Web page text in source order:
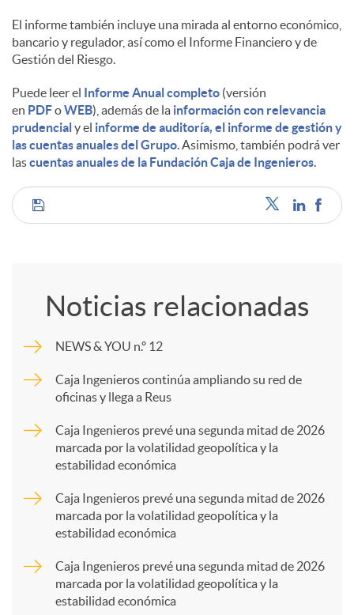
El informe también incluye una mirada al entorno económico,
bancario y regulador, así como el Informe Financiero y de
Gestión del Riesgo.
Puede leer el Informe Anual completo (versión
en PDFoWEB), además de la información con relevancia
prudencialy el informe de auditoría, el informe de gestión y
las cuentas anuales del Grupo. Asimismo, también podrá ver
lascuentas anuales de la Fundación Caja de Ingenieros.
C
m
p
a
Noticias relacionadas
NEWS & YOU n.º 12
Caja Ingenieros continúa ampliando su red de
oficinas y llega a Reus
Caja Ingenieros prevé una segunda mitad de 2026
marcada por la volatilidad geopolítica y la
estabilidad económica
Caja Ingenieros prevé una segunda mitad de 2026
marcada por la volatilidad geopolítica y la
estabilidad económica
Caja Ingenieros prevé una segunda mitad de 2026
marcada por la volatilidad geopolítica y la
estabilidad económica